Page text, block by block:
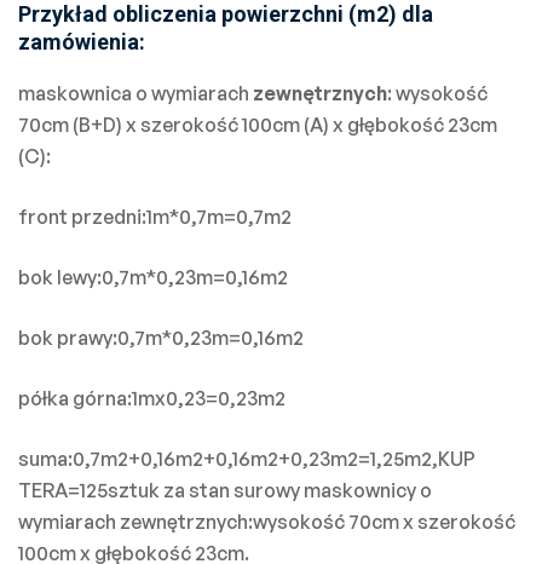
Przykład obliczenia powierzchni (m2) dla
zamówienia:
maskownica o wymiarach zewnętrznych: wysokość
70cm (B+D) x szerokość 100cm (A) x głębokość 23cm
(C):
front przedni:1m*0,7m=0,7m2
bok lewy:0,7m*0,23m=0,16m2
bok prawy:0,7m*0,23m=0,16m2
półka górna:1mx0,23=0,23m2
suma:0,7m2+0,16m2+0,16m2+0,23m2=1,25m2,KUP
TERA=125sztuk za stan surowy maskownicy o
wymiarach zewnętrznych:wysokość 70cm x szerokość
100cm x głębokość 23cm.